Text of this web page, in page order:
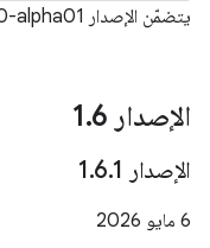
يتضمّن الإصدار ‎1.7.0-alpha01
الإصدار 1 .6
الإصدار 1 .6.1
‫6 مايو 2026